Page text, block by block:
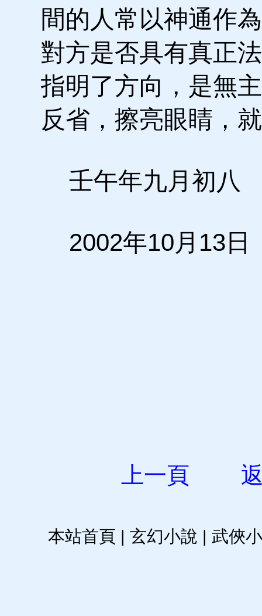
間的人常以神通作
對方是否具有真正
指明了方向，是無
反省，擦亮眼睛，
壬午年九月初八
2002年10月13日
上一頁
本站首頁 | 玄幻小說 | 武俠